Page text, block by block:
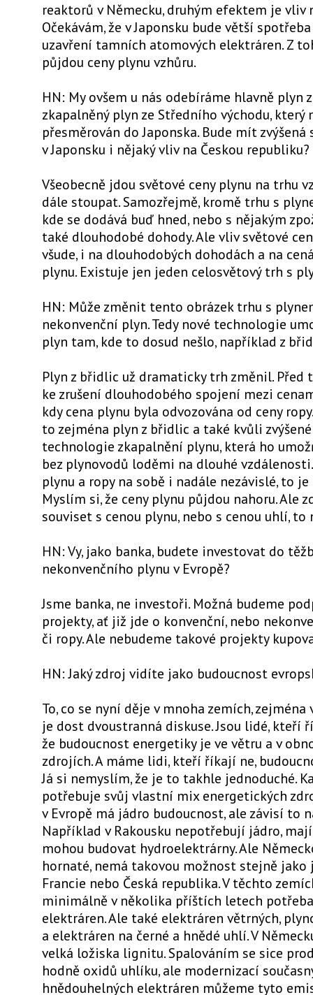
reaktorů v Německu, druhým efektem je vliv
Očekávám, že v Japonsku bude větší
uzavření tamních atomových elektráren. Z
půjdou ceny plynu vzhůru.
HN: My ovšem u nás odebíráme hlavně plyn
zkapalněný plyn ze Středního východu, který
přesměrován do Japonska. Bude mít
v Japonsku i nějaký vliv na Českou republiku?
Všeobecně jdou světové ceny plynu na trhu
dále stoupat. Samozřejmě, kromě trhu s
kde se dodává buď hned, nebo s nějakým
také dlouhodobé dohody. Ale vliv světové
všude, i na dlouhodobých dohodách a na
plynu. Existuje jen jeden celosvětový trh s
HN: Může změnit tento obrázek trhu s
nekonvenční plyn. Tedy nové technologie
plyn tam, kde to dosud nešlo, například z
Plyn z břidlic už dramaticky trh změnil. Před
ke zrušení dlouhodobého spojení mezi
kdy cena plynu byla odvozována od ceny
to zejména plyn z břidlic a také kvůli
technologie zkapalnění plynu, která ho
bez plynovodů loděmi na dlouhé
plynu a ropy na sobě i nadále nezávislé, to
Myslím si, že ceny plynu půjdou nahoru. Ale
souviset s cenou plynu, nebo s cenou uhlí, to
HN: Vy, jako banka, budete investovat do
nekonvenčního plynu v Evropě?
Jsme banka, ne investoři. Možná budeme
projekty, ať již jde o konvenční, nebo
či ropy. Ale nebudeme takové projekty
HN: Jaký zdroj vidíte jako budoucnost
To, co se nyní děje v mnoha zemích, zejména
je dost dvoustranná diskuse. Jsou lidé, kteří
že budoucnost energetiky je ve větru a v
zdrojích. A máme lidi, kteří říkají ne,
Já si nemyslím, že je to takhle jednoduché.
potřebuje svůj vlastní mix energetických
v Evropě má jádro budoucnost, ale závisí to
Například v Rakousku nepotřebují jádro,
mohou budovat hydroelektrárny. Ale
hornaté, nemá takovou možnost stejně
Francie nebo Česká republika. V těchto
minimálně v několika příštích letech
elektráren. Ale také elektráren větrných,
a elektráren na černé a hnědé uhlí. V
velká ložiska lignitu. Spalováním se sice
hodně oxidů uhlíku, ale modernizací
hnědouhelných elektráren můžeme tyto